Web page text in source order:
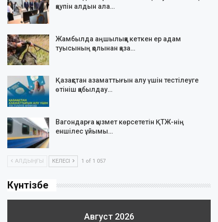
қаупін алдын ала…
Жамбылда аңшылыққа кеткен ер адам
туысының қолынан қаза…
Қазақстан азаматтығын алу үшін тестілеуге
өтініш қабылдау…
Вагондарға қызмет көрсететін ҚТЖ-нің
еншілес ұйымы…
АЛДЫҢҒЫ КЕЛЕСІ 1 of 1 057
Күнтізбе
Август 2026